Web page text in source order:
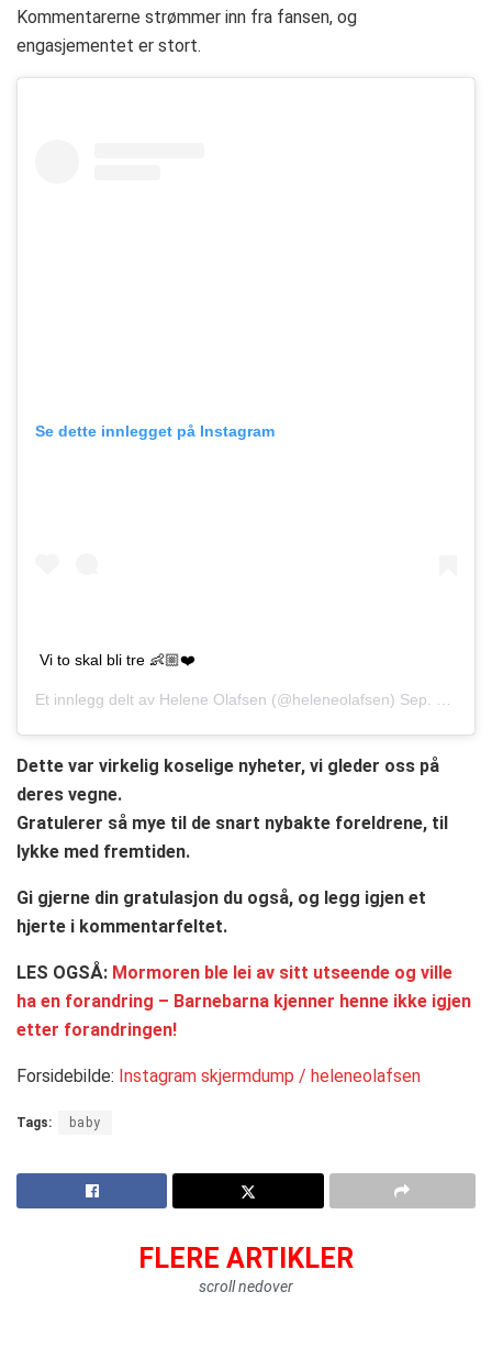
Kommentarerne strømmer inn fra fansen, og
engasjementet er stort.
Se dette innlegget på Instagram
Vi to skal bli tre 👶🏼❤️
Et innlegg delt av Helene Olafsen (@heleneolafsen) Sep. 5, 2019 kl. 11:42 PDT
Dette var virkelig koselige nyheter, vi gleder oss på
deres vegne.
Gratulerer så mye til de snart nybakte foreldrene, til
lykke med fremtiden.
Gi gjerne din gratulasjon du også, og legg igjen et
hjerte i kommentarfeltet.
LES OGSÅ: Mormoren ble lei av sitt utseende og ville
ha en forandring – Barnebarna kjenner henne ikke igjen
etter forandringen!
Forsidebilde: Instagram skjermdump / heleneolafsen
Tags: baby
FLERE ARTIKLER
scroll nedover